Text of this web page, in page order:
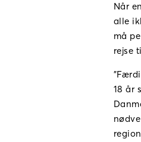
Når
alle
må
rejse
18 år